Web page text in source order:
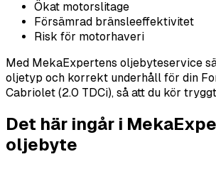
Ökat motorslitage
Försämrad bränsleeffektivitet
Risk för motorhaveri
Med MekaExpertens oljebyteservice
oljetyp och korrekt underhåll för din
Cabriolet (2.0 TDCi), så att du kör
Det här ingår i
oljebyte